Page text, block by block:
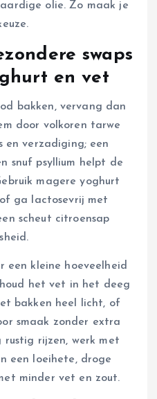
olie. Zo maak je
swaps
en vet
bakken, vervang dan
door volkoren tarwe
en verzadiging; een
snuf psyllium helpt de
magere yoghurt
ga lactosevrij met
scheut citroensap
een kleine hoeveelheid
het vet in het deeg
bakken heel licht, of
smaak zonder extra
rijzen, werk met
een loeihete, droge
minder vet en zout.